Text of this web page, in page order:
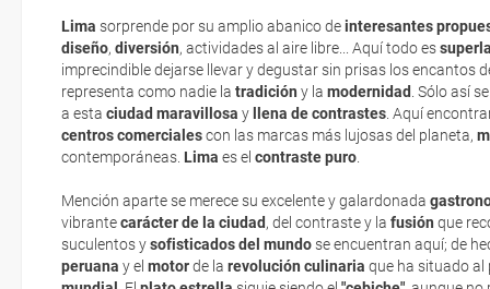
Lima sorprende por su amplio abanico deinteresantes
diseño, diversión, actividades al aire libre... Aquí todo es
imprecindible dejarse llevar y degustar sin prisas los encantos
representa como nadie la tradición y la modernidad . Sólo así
a esta ciudad maravillosa y llena de contrastes . Aquí
centros comercialescon las marcas más lujosas del planeta,
contemporáneas. Lima es el contraste puro
Mención aparte se merece su excelente y galardonada
vibrantecarácter de la ciudad, del contraste y la fusión que
suculentos ysofisticados del mundo se encuentran aquí; de
peruana y el motorde la revolución culinaria que ha situado al
La Libertad
Áncash
Moneda y propinas
Documentación
La documentación de tu reserva te será enviada por mail en el
esté realizado completamente.
Respecto a las tarjetas de embarque, casi todas las compañías
electrónicos por lo que podrás obtenerlas directamente en los
realizando el check-in por su web.
Eso sí, deberás estar atento si viajas con una compañía low cost,
exigen la presentación de la tarjeta de embarque (que deberás
no te carguen un suplemento extra en el mismo aeropuerto.